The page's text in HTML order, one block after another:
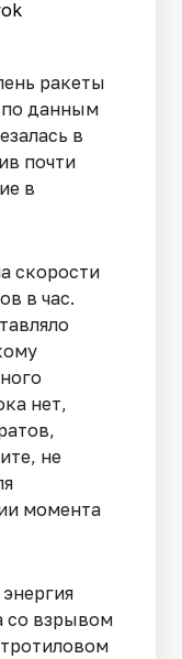
ракеты
по данным
в
почти
в
скорости
в час.
нет,
не
момента
со взрывом